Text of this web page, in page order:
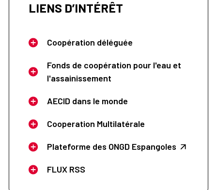
LIENS D’INTÉRÊT
Coopération déléguée
Fonds de coopération pour l'eau et
l'assainissement
AECID dans le monde
Cooperation Multilatérale
Plateforme des ONGD Espangoles
FLUX RSS